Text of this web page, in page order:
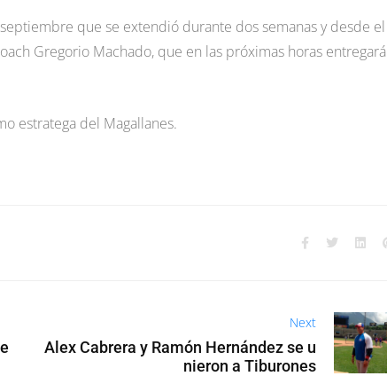
que se extendió durante dos semanas y desde el
Gregorio Machado, que en las próximas horas entregará
estratega del Magallanes.
Next
Alex Cabrera y Ramón Hernández se u
nieron a Tiburones